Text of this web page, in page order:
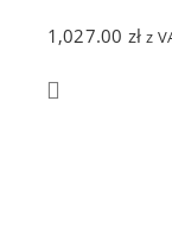
1,027.00 zł z